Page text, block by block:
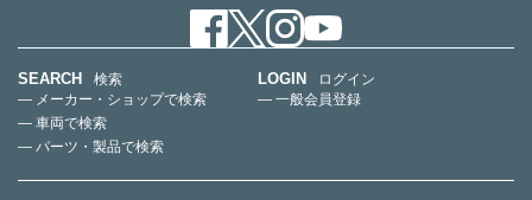
SEARCH
検索
— メーカー・ショップで検索
— 車両で検索
— パーツ・製品で検索
LOGIN
ログイン
— 一般会員登録